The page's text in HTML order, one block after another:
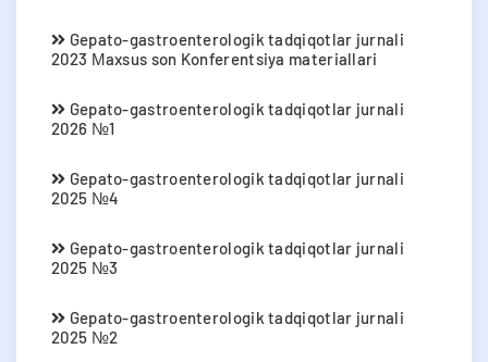
Gepato-gastroenterologik tadqiqotlar jurnali
2023 Мaxsus son Konferentsiya materiallari
Gepato-gastroenterologik tadqiqotlar jurnali
2026 №1
Gepato-gastroenterologik tadqiqotlar jurnali
2025 №4
Gepato-gastroenterologik tadqiqotlar jurnali
2025 №3
Gepato-gastroenterologik tadqiqotlar jurnali
2025 №2